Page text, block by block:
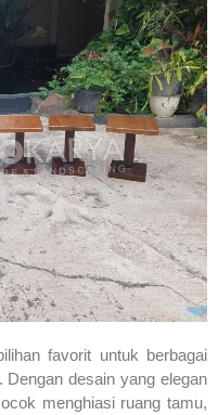
favorit untuk berbagai
Dengan desain yang elegan
menghiasi ruang tamu,